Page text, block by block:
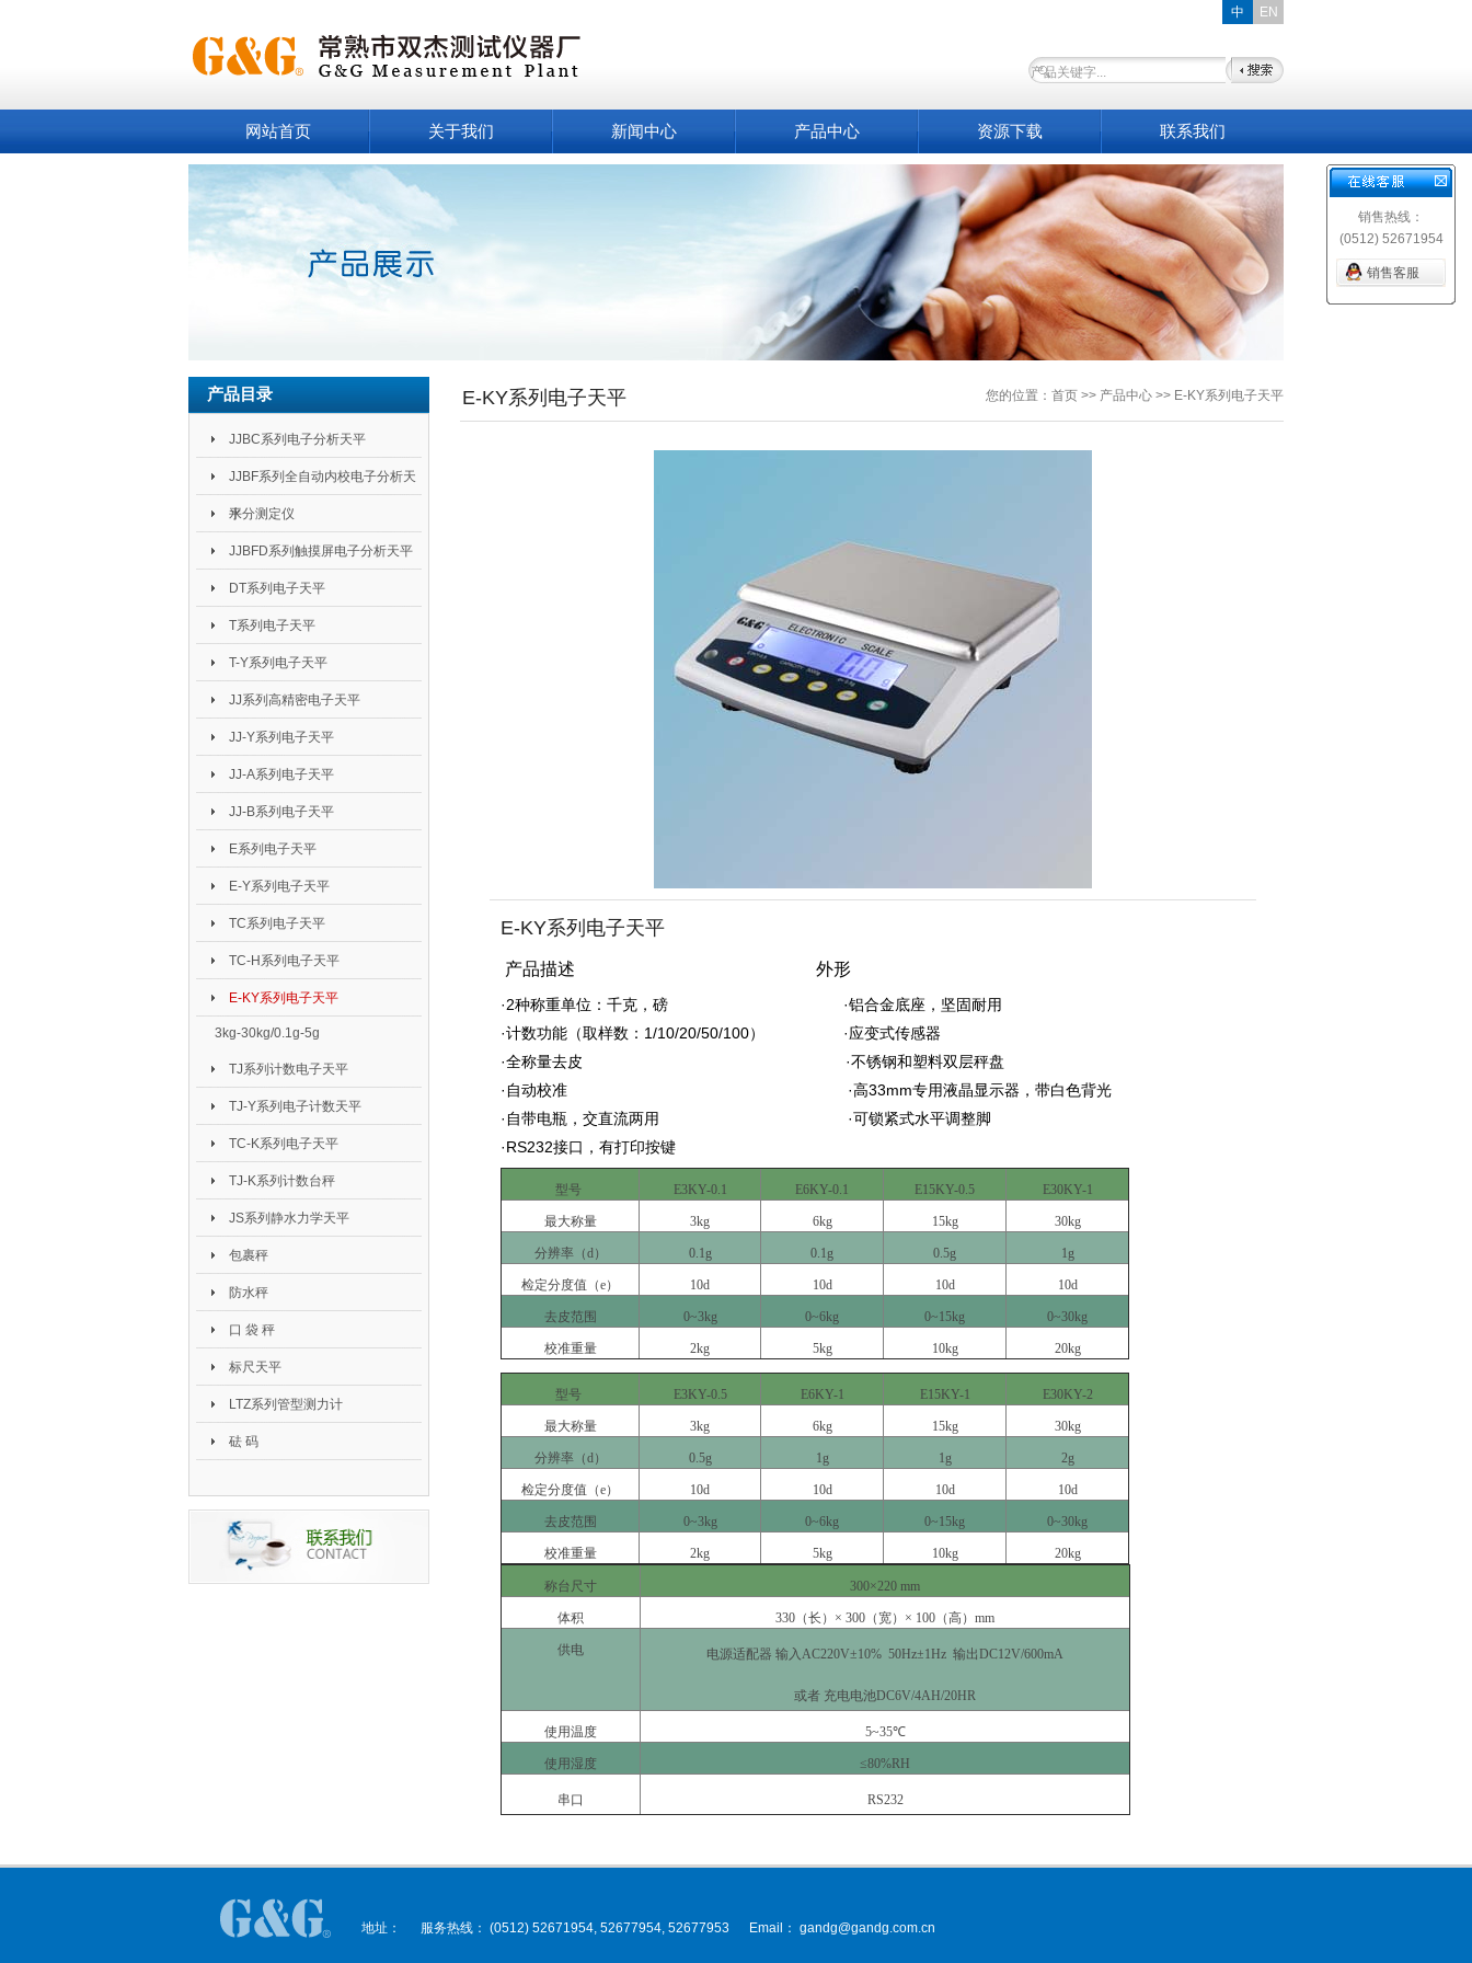
中 EN
网站首页 关于我们 新闻中心 产品中心 资源下载 联系我们
产品目录
JJBC系列电子分析天平
JJBF系列全自动内校电子分析天
平
水分测定仪
JJBFD系列触摸屏电子分析天平
DT系列电子天平
T系列电子天平
T-Y系列电子天平
JJ系列高精密电子天平
JJ-Y系列电子天平
JJ-A系列电子天平
JJ-B系列电子天平
E系列电子天平
E-Y系列电子天平
TC系列电子天平
TC-H系列电子天平
E-KY系列电子天平
3kg-30kg/0.1g-5g
TJ系列计数电子天平
TJ-Y系列电子计数天平
TC-K系列电子天平
TJ-K系列计数台秤
JS系列静水力学天平
包裹秤
防水秤
口 袋 秤
标尺天平
LTZ系列管型测力计
砝 码
E-KY系列电子天平 您的位置：首页 >> 产品中心 >> E-KY系列电子天平
E-KY系列电子天平
产品描述 外形
·2种称重单位：千克，磅 ·铝合金底座，坚固耐用
·计数功能（取样数： 1/10/20/50/100） ·应变式传感器
·全称量去皮
·不锈钢和塑料双层秤盘
·自动校准
·高33mm专用液晶显示器，带白色背光
·自带电瓶，交直流两用
·可锁紧式水平调整脚
·RS232接口，有打印按键
型号 E3KY-0.1 E6KY-0.1 E15KY-0.5 E30KY-1
最大称量 3kg 6kg 15kg 30kg
分辨率（d） 0.1g 0.1g 0.5g 1g
检定分度值（e） 10d 10d 10d 10d
去皮范围 0~3kg 0~6kg 0~15kg 0~30kg
校准重量 2kg 5kg 10kg 20kg
型号 E3KY-0.5 E6KY-1 E15KY-1 E30KY-2
最大称量 3kg 6kg 15kg 30kg
分辨率（d） 0.5g 1g 1g 2g
检定分度值（e） 10d 10d 10d 10d
去皮范围 0~3kg 0~6kg 0~15kg 0~30kg
校准重量 2kg 5kg 10kg 20kg
称台尺寸 300×220 mm
体积 330 （长） × 300 （宽） × 100 （高） mm
供电 电源适配器 输入AC220V±10% 50Hz±1Hz 输出DC12V/600mA
或者 充电电池DC6V/4AH/20HR
使用温度 5~35℃
使用湿度 ≤80%RH
串口 RS232
地址： 服务热线： (0512) 52671954, 52677954, 52677953 Email： gandg@gandg.com.cn
销售热线：
(0512) 52671954
销售客服